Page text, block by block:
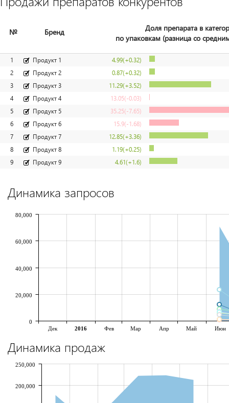
№ Бренд
Доля препарата в
по упаковкам (разница со
1 Продукт 1 4.99(+0.32)
2
Продукт 2 0.87(+0.32)
3
Продукт 3 11.29(+3.52)
4
Продукт 4 13.05(-0.03)
5
Продукт 5 35.25(-7.65)
6
Продукт 6 15.9(-1.68)
7
Продукт 7 12.85(+3.36)
8
Продукт 8 1.19(+0.25)
9
Продукт 9 4.61(+1.6)
Динамика запросов
Дек 2016 Фев Мар Апр Май Июн
0
20,000
40,000
60,000
80,000
Динамика продаж
200,000
250,000